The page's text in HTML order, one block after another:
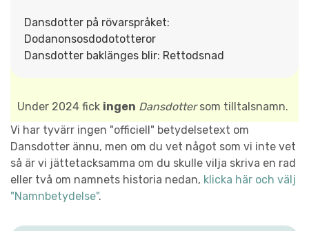
Dansdotter på rövarspråket:
Dodanonsosdodototteror
Dansdotter baklänges blir: Rettodsnad
Under 2024 fick ingen Dansdottersom tilltalsnamn.
Vi har tyvärr ingen "officiell" betydelsetext om
Dansdotter ännu, men om du vet något som vi inte vet
så är vi jättetacksamma om du skulle vilja skriva en rad
eller två om namnets historia nedan, klicka här och välj
"Namnbetydelse".